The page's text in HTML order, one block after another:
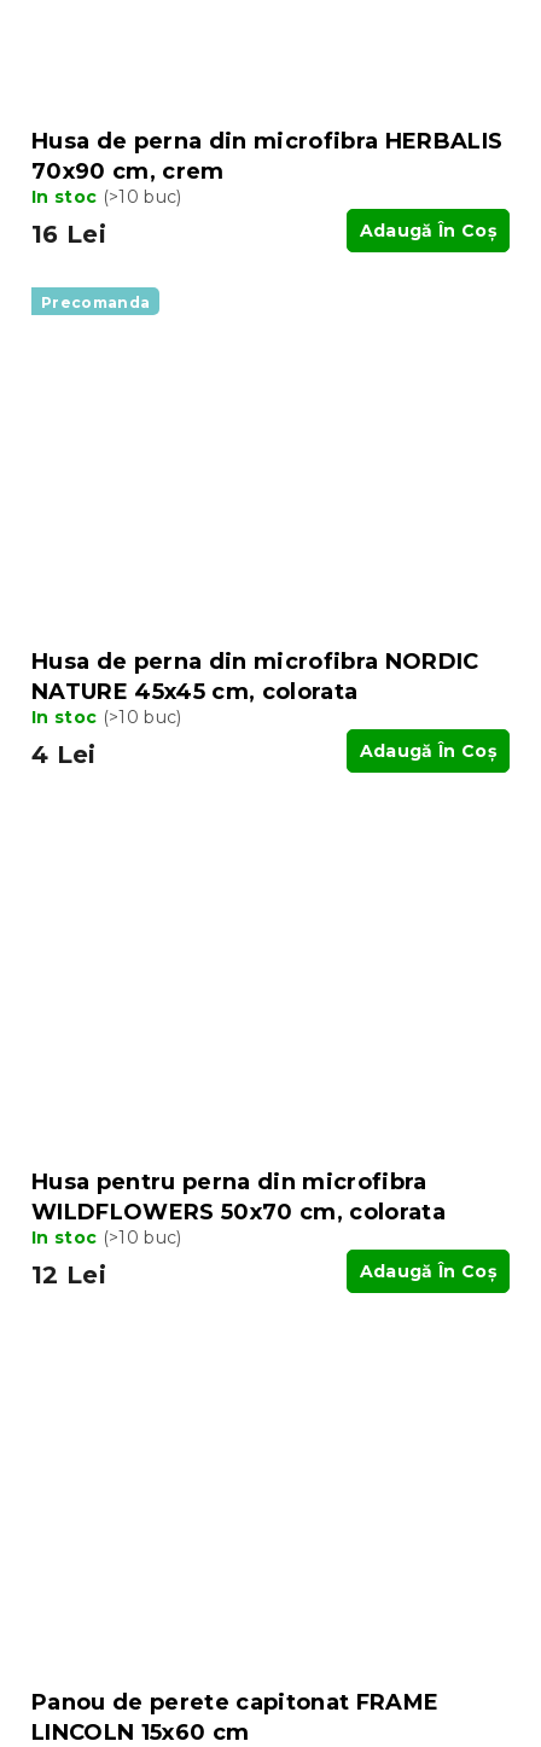
Husa de perna din microfibra HERBALIS
70x90 cm, crem
In stoc (>10 buc)
16 Lei Adaugă În Coş
Precomanda
Husa de perna din microfibra NORDIC
NATURE 45x45 cm, colorata
In stoc (>10 buc)
4 Lei Adaugă În Coş
Husa pentru perna din microfibra
WILDFLOWERS 50x70 cm, colorata
In stoc (>10 buc)
12 Lei Adaugă În Coş
Panou de perete capitonat FRAME
LINCOLN 15x60 cm